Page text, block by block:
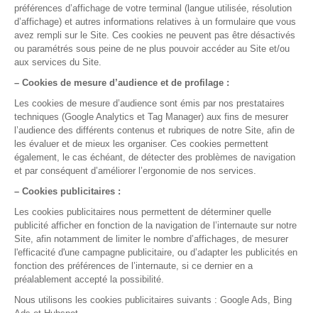
La gestion médicale,
version smart !
Pour qui
Médecin spécialiste
Paramédicaux
Maisons de santé
Centre de santé
Fournisseurs
Nos solutions
Fonctionnalités
Application mobile